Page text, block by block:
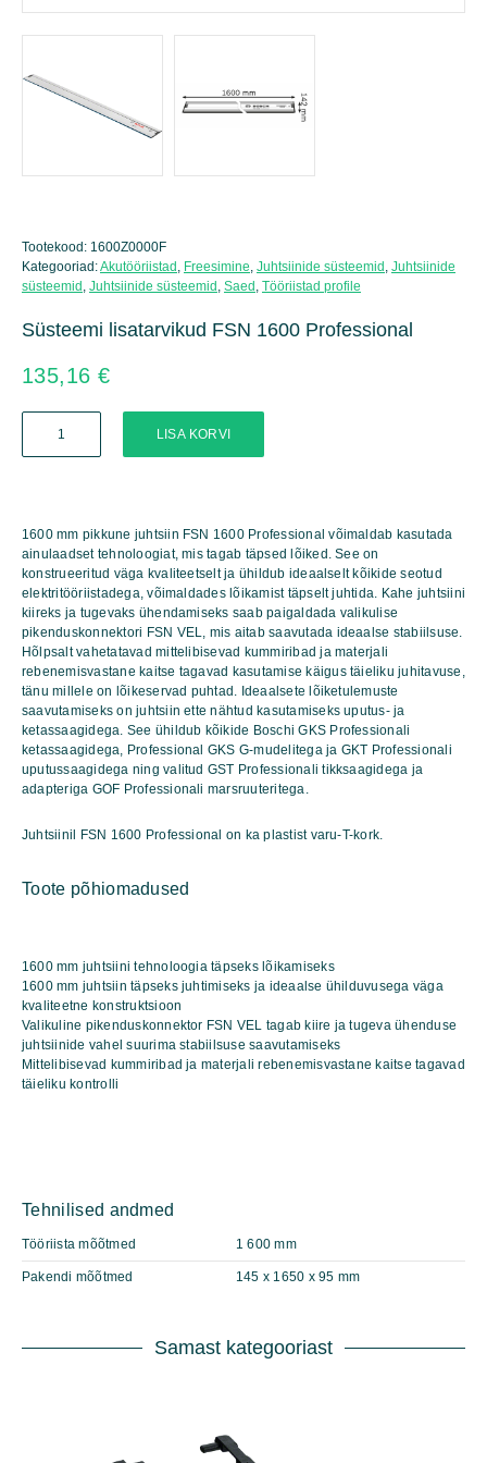
Tootekood: 1600Z0000F
Kategooriad:Akutööriistad Freesimine Juhtsiinide süsteemid Juhtsiinide
süsteemid Juhtsiinide süsteemid Saed Tööriistad profile
Süsteemi lisatarvikud FSN 1600 Professional
135,16 €
lisatarvikud
FSN
LISA KORVI
1600 mm pikkune juhtsiin FSN 1600 Professional võimaldab kasutada
ainulaadset tehnoloogiat, mis tagab täpsed lõiked. See on
konstrueeritud väga kvaliteetselt ja ühildub ideaalselt kõikide seotud
elektritööriistadega, võimaldades lõikamist täpselt juhtida. Kahe juhtsiini
kiireks ja tugevaks ühendamiseks saab paigaldada valikulise
pikenduskonnektori FSN VEL, mis aitab saavutada ideaalse stabiilsuse.
Hõlpsalt vahetatavad mittelibisevad kummiribad ja materjali
rebenemisvastane kaitse tagavad kasutamise käigus täieliku juhitavuse,
tänu millele on lõikeservad puhtad. Ideaalsete lõiketulemuste
saavutamiseks on juhtsiin ette nähtud kasutamiseks uputus- ja
ketassaagidega. See ühildub kõikide Boschi GKS Professionali
ketassaagidega, Professional GKS G-mudelitega ja GKT Professionali
uputussaagidega ning valitud GST Professionali tikksaagidega ja
adapteriga GOF Professionali marsruuteritega.
Juhtsiinil FSN 1600 Professional on ka plastist varu-T-kork.
Toote põhiomadused
1600 mm juhtsiini tehnoloogia täpseks lõikamiseks
1600 mm juhtsiin täpseks juhtimiseks ja ideaalse ühilduvusega väga
kvaliteetne konstruktsioon
Valikuline pikenduskonnektor FSN VEL tagab kiire ja tugeva ühenduse
juhtsiinide vahel suurima stabiilsuse saavutamiseks
Mittelibisevad kummiribad ja materjali rebenemisvastane kaitse tagavad
täieliku kontrolli
Tehnilised andmed
Tööriista mõõtmed 1 600 mm
Pakendi mõõtmed 145 x 1650 x 95 mm
Samast kategooriast